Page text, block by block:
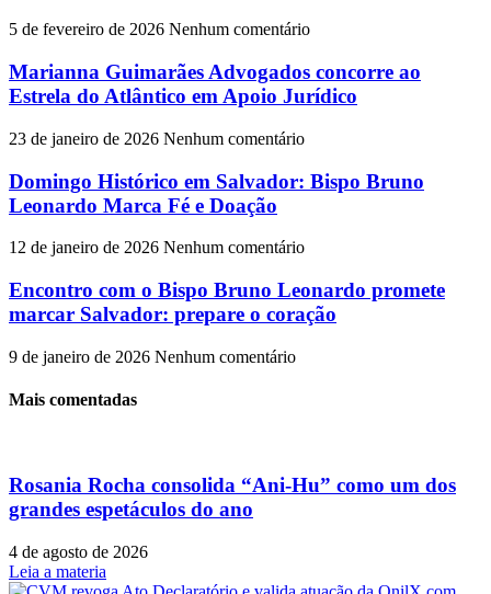
5 de fevereiro de 2026 Nenhum comentário
Marianna Guimarães Advogados concorre ao
Estrela do Atlântico em Apoio Jurídico
23 de janeiro de 2026 Nenhum comentário
Domingo Histórico em Salvador: Bispo Bruno
Leonardo Marca Fé e Doação
12 de janeiro de 2026 Nenhum comentário
Encontro com o Bispo Bruno Leonardo promete
marcar Salvador: prepare o coração
9 de janeiro de 2026 Nenhum comentário
Mais comentadas
Rosania Rocha consolida “Ani-Hu” como um dos
grandes espetáculos do ano
4 de agosto de 2026
Leia a materia